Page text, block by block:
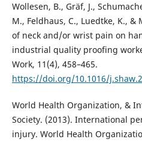
Wollesen, B., Gräf, J.,
M., Feldhaus, C., Luedtke, K.,
of neck and/or wrist pain on
industrial quality proofing
Work, 11(4), 458–465.
https://doi.org/10.1016/
World Health Organization, &
Society. (2013). International
injury. World Health